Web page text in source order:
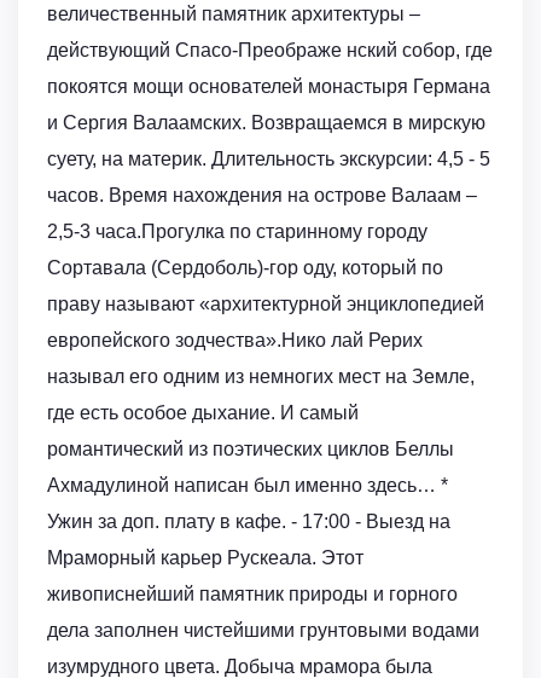
величественный памятник архитектуры –
действующий Спасо-Преображе нский собор, где
покоятся мощи основателей монастыря Германа
и Сергия Валаамских. Возвращаемся в мирскую
суету, на материк. Длительность экскурсии: 4,5 - 5
часов. Время нахождения на острове Валаам –
2,5-3 часа.Прогулка по старинному городу
Сортавала (Сердоболь)-гор оду, который по
праву называют «архитектурной энциклопедией
европейского зодчества».Нико лай Рерих
называл его одним из немногих мест на Земле,
где есть особое дыхание. И самый
романтический из поэтических циклов Беллы
Ахмадулиной написан был именно здесь… *
Ужин за доп. плату в кафе. - 17:00 - Выезд на
Мраморный карьер Рускеала. Этот
живописнейший памятник природы и горного
дела заполнен чистейшими грунтовыми водами
изумрудного цвета. Добыча мрамора была